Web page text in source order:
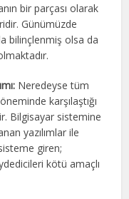
bir parçası olarak
Günümüzde
bilinçlenmiş olsa da
Neredeyse tüm
karşılaştığı
Bilgisayar sistemine
yazılımlar ile
giren;
kötü amaçlı